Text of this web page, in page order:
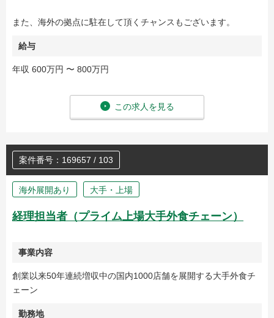
また、海外の拠点に駐在して頂くチャンスもございます。
給与
年収 600万円 〜 800万円
この求人を見る
案件番号：169657 / 103
海外展開あり 大手・上場
経理担当者（プライム上場大手外食チェーン）
事業内容
創業以来50年連続増収中の国内1000店舗を展開する大手外食チ
ェーン
勤務地